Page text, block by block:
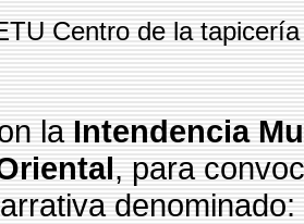
Centro de la
la Intendencia
, para
denominado: